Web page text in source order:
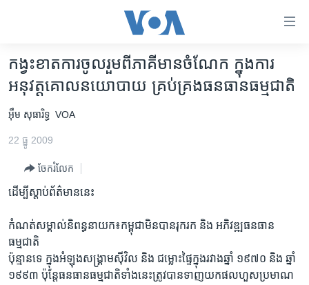
គេហទំព័រ​
ទាក់ទង
និង​
ទៅ​​
តែ​
រំលង​
និង​
ចូល​
ទៅ​
កម្ពុជា
អន្តរជាតិ
អាមេរិក
ចិន
ហេឡូវីអូអេ
កម្ពុជាច្នៃប្រតិដ្ឋ
ព្រឹត្តិការណ៍ព័ត៌មាន
ទូរទស្សន៍ / វីដេអូ​
វិទ្យុ / ផតខាសថ៍
កង្វះខាតការចូលរួមពីភាគីមានចំណែក ក្នុងការ
អនុវត្តគោលនយោបាយ គ្រប់គ្រងធនធានធម្មជាតិ
អ៊ឹម សុធារិទ្ធ VOA
22 ធ្នូ 2009
ចែករំលែក
ដើម្បីស្តាប់ព័ត៌មាននេះ
កំណត់សម្គាល់និពន្ធនាយក៖កម្ពុជាមិនបានរុករក និង អភិវឌ្ឍធនធាន
ធម្មជាតិ
ប៉ុន្មានទេ ក្នុងអំឡុងសង្គ្រាមស៊ីវិល និង ជម្លោះផ្ទៃក្នុងរវាងឆ្នាំ ១៩៧០ និង ឆ្នាំ
១៩៩៣ ប៉ុន្តែធនធានធម្មជាតិទាំងនេះត្រូវបានទាញយកផលហួសប្រមាណ